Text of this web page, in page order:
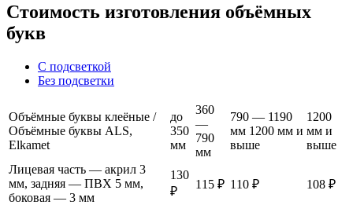
Стоимость изготовления объёмных
букв
С подсветкой
Без подсветки
Объёмные буквы клеёные /
Объёмные буквы ALS,
Elkamet
до
350
мм
360
—
790
мм
790 — 1190
мм 1200 мм и
выше
1200
мм и
выше
Лицевая часть — акрил 3
мм, задняя — ПВХ 5 мм,
боковая — 3 мм
130
₽
115 ₽ 110 ₽ 108 ₽